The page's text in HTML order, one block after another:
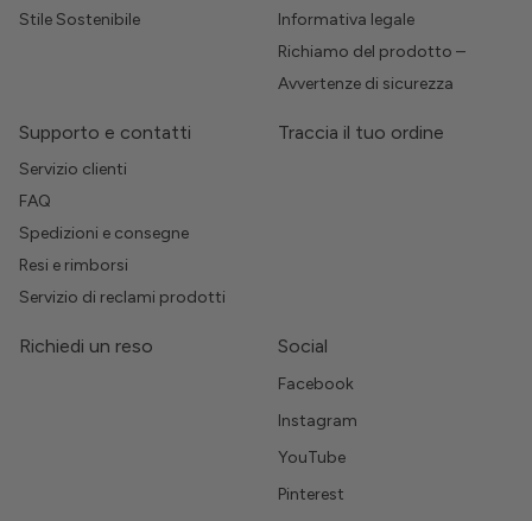
Stile Sostenibile
Informativa legale
Richiamo del prodotto –
Avvertenze di sicurezza
Supporto e contatti
Servizio clienti
FAQ
Spedizioni e consegne
Resi e rimborsi
Servizio di reclami prodotti
Traccia il tuo ordine
Richiedi un reso Social
Facebook
Instagram
YouTube
Pinterest